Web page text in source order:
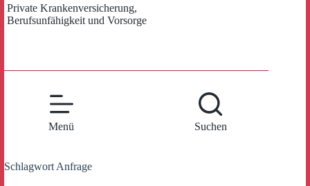
Private Krankenversicherung,
Berufsunfähigkeit und Vorsorge
Menü Suchen
Schlagwort Anfrage